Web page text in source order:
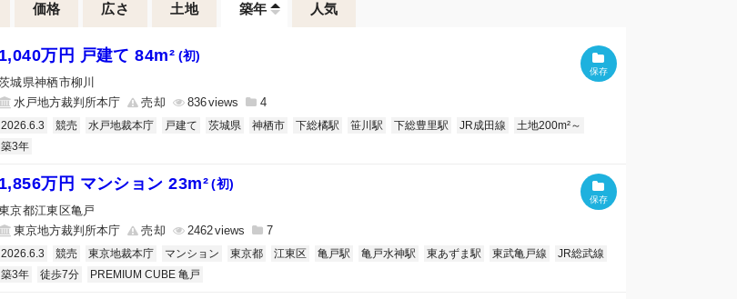
価格 広さ 土地 築年 人気
1,040万円 戸建て 84m² (初)
城県神栖市柳川
水戸地方裁判所本庁
売却 836 4
2026.6.3 競売 水戸地裁本庁 戸建て 茨城県 神栖市 下総橘駅 笹川駅 下総豊里駅 JR成田線
土地200m²～
築3年
1,856万円 マンション 23m² (初)
京都江東区亀戸
東京地方裁判所本庁
売却 2462 7
2026.6.3 競売 東京地裁本庁 マンション 東京都 江東区 亀戸駅 亀戸水神駅 東あずま駅 東武亀戸線
JR総武線
築3年
徒歩7分 PREMIUM CUBE 亀戸